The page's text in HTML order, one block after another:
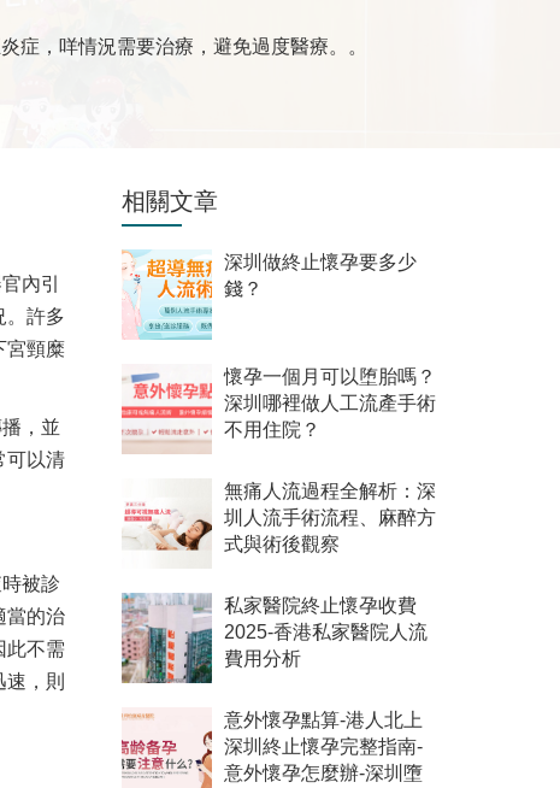
，咩情況需要治療，避免過度醫療。。
內引
。許多
宮頸糜
，並
可以清
被診
當的治
此不需
速，則
相關文章
深圳做終止懷孕要多少
錢？
懷孕一個月可以堕胎嗎？
深圳哪裡做人工流產手術
不用住院？
無痛人流過程全解析：深
圳人流手術流程、麻醉方
式與術後觀察
私家醫院終止懷孕收費
2025-香港私家醫院人流
費用分析
意外懷孕點算-港人北上
深圳終止懷孕完整指南-
意外懷孕怎麼辦-深圳墮